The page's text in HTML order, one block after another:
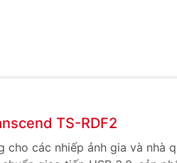
TS-RDF2
cho các nhiếp ảnh gia và nhà